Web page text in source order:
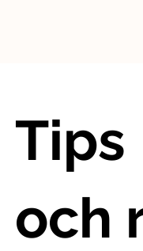
Tips
och